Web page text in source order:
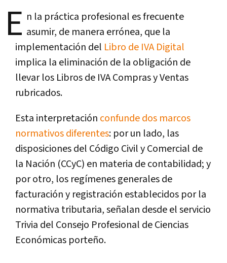
E n la práctica profesional es frecuente
asumir, de manera errónea, que la
implementación del Libro de IVA Digital
implica la eliminación de la obligación de
llevar los Libros de IVA Compras y Ventas
rubricados.
Esta interpretación confunde dos marcos
normativos diferentes: por un lado, las
disposiciones del Código Civil y Comercial de
la Nación (CCyC) en materia de contabilidad; y
por otro, los regímenes generales de
facturación y registración establecidos por la
normativa tributaria, señalan desde el servicio
Trivia del Consejo Profesional de Ciencias
Económicas porteño.